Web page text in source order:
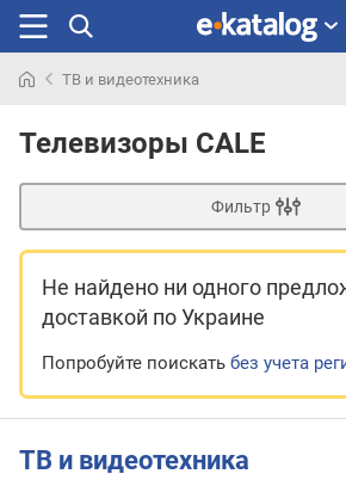
раньше
ТВ и видеотехника
Телевизоры CALE
Фильтр
Не найдено ни одного
доставкой по Украине
Попробуйте поискать без учета
ТВ и видеотехника